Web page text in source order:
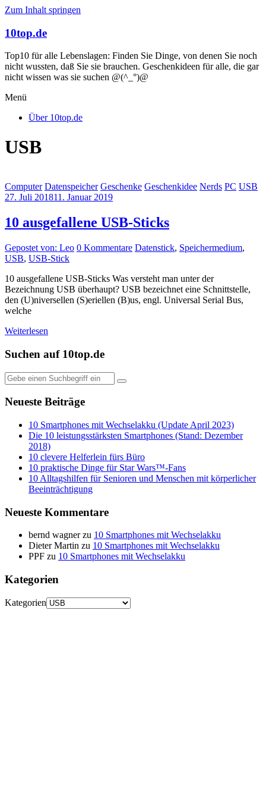
Zum Inhalt springen
10top.de
Top10 für alle Lebenslagen: Finden Sie Dinge, von denen Sie noch
nicht wussten, daß Sie sie brauchen. Geschenkideen für alle, die gar
nicht wissen was sie suchen @(^_°)@
Menü
Über 10top.de
USB
Computer Datenspeicher Geschenke Geschenkidee Nerds PC USB
27. Juli 201811. Januar 2019
10 ausgefallene USB-Sticks
Gepostet von: Leo 0 Kommentare Datenstick, Speichermedium,
USB, USB-Stick
10 ausgefallene USB-Sticks Was versteht man unter der
Bezeichnung USB überhaupt? USB bezeichnet eine Schnittstelle,
den (U)niversellen (S)eriellen (B)us, engl. Universal Serial Bus,
welche
Weiterlesen
Suchen auf 10top.de
Neueste Beiträge
10 Smartphones mit Wechselakku (Update April 2023)
Die 10 leistungsstärksten Smartphones (Stand: Dezember
2018)
10 clevere Helferlein fürs Büro
10 praktische Dinge für Star Wars™-Fans
10 Alltagshilfen für Senioren und Menschen mit körperlicher
Beeinträchtigung
Neueste Kommentare
bernd wagnerzu 10 Smartphones mit Wechselakku
Dieter Martin zu 10 Smartphones mit Wechselakku
PPF zu 10 Smartphones mit Wechselakku
Kategorien
Kategorien